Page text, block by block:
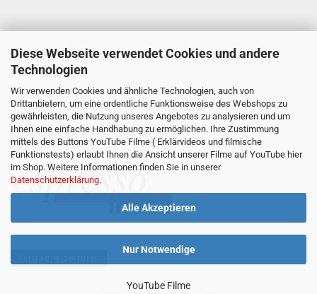
Diese Webseite verwendet Cookies und andere
Technologien
Wir verwenden Cookies und ähnliche Technologien, auch von
Drittanbietern, um eine ordentliche Funktionsweise des Webshops zu
gewährleisten, die Nutzung unseres Angebotes zu analysieren und um
Ihnen eine einfache Handhabung zu ermöglichen. Ihre Zustimmung
mittels des Buttons YouTube Filme ( Erklärvideos und filmische
Funktionstests) erlaubt Ihnen die Ansicht unserer Filme auf YouTube hier
im Shop. Weitere Informationen finden Sie in unserer
Datenschutzerklärung.
Alle Akzeptieren
Nur Notwendige
YouTube Filme
ESPRESSOINDEX
Reiner Schiefler
Tel. 0201/87898333
espressoindex @gmx.de
Mathildenstr. 29
45130 Essen